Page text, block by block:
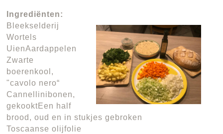
Ingrediënten:
Bleekselderij
Wortels
UienAardappelen
Zwarte
boerenkool,
"cavolo nero“
Cannellinibonen,
gekooktEen half
brood, oud en in stukjes gebroken
Toscaanse olijfolie